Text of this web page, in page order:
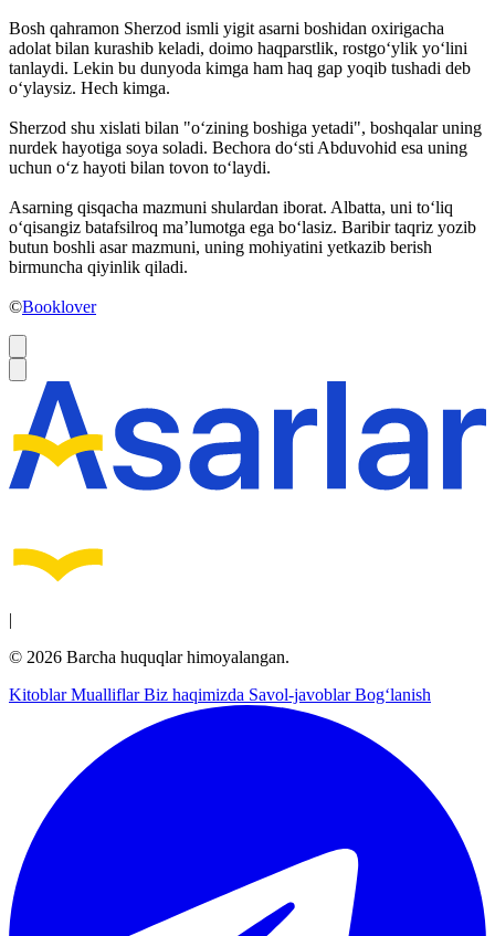
Bosh qahramon Sherzod ismli yigit asarni boshidan oxirigacha
adolat bilan kurashib keladi, doimo haqparstlik, rostgoʻylik yoʻlini
tanlaydi. Lekin bu dunyoda kimga ham haq gap yoqib tushadi deb
oʻylaysiz. Hech kimga.
Sherzod shu xislati bilan "oʻzining boshiga yetadi", boshqalar uning
nurdek hayotiga soya soladi. Bechora doʻsti Abduvohid esa uning
uchun oʻz hayoti bilan tovon toʻlaydi.
Asarning qisqacha mazmuni shulardan iborat. Albatta, uni toʻliq
oʻqisangiz batafsilroq maʼlumotga ega boʻlasiz. Baribir taqriz yozib
butun boshli asar mazmuni, uning mohiyatini yetkazib berish
birmuncha qiyinlik qiladi.
©Booklover
|
© 2026 Barcha huquqlar himoyalangan.
KitoblarMualliflarBiz haqimizda Savol-javoblarBog‘lanish